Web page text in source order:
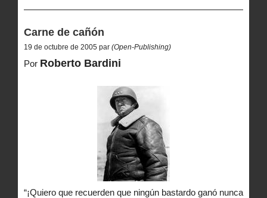
Carne de cañón
19 de octubre de 2005 par (Open-Publishing)
Por Roberto Bardini
“¡Quiero que recuerden que ningún bastardo ganó nunca